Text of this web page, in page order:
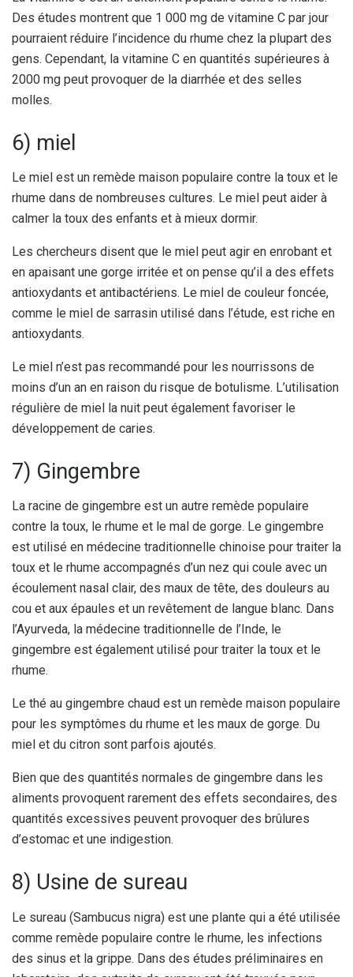
Des études montrent que 1 000 mg de vitamine C par jour
pourraient réduire l’incidence du rhume chez la plupart des
gens. Cependant, la vitamine C en quantités supérieures à
2000 mg peut provoquer de la diarrhée et des selles
molles.
6) miel
Le miel est un remède maison populaire contre la toux et le
rhume dans de nombreuses cultures. Le miel peut aider à
calmer la toux des enfants et à mieux dormir.
Les chercheurs disent que le miel peut agir en enrobant et
en apaisant une gorge irritée et on pense qu’il a des effets
antioxydants et antibactériens. Le miel de couleur foncée,
comme le miel de sarrasin utilisé dans l’étude, est riche en
antioxydants.
Le miel n’est pas recommandé pour les nourrissons de
moins d’un an en raison du risque de botulisme. L’utilisation
régulière de miel la nuit peut également favoriser le
développement de caries.
7) Gingembre
La racine de gingembre est un autre remède populaire
contre la toux, le rhume et le mal de gorge. Le gingembre
est utilisé en médecine traditionnelle chinoise pour traiter la
toux et le rhume accompagnés d’un nez qui coule avec un
écoulement nasal clair, des maux de tête, des douleurs au
cou et aux épaules et un revêtement de langue blanc. Dans
l’Ayurveda, la médecine traditionnelle de l’Inde, le
gingembre est également utilisé pour traiter la toux et le
rhume.
Le thé au gingembre chaud est un remède maison populaire
pour les symptômes du rhume et les maux de gorge. Du
miel et du citron sont parfois ajoutés.
Bien que des quantités normales de gingembre dans les
aliments provoquent rarement des effets secondaires, des
quantités excessives peuvent provoquer des brûlures
d’estomac et une indigestion.
8) Usine de sureau
Le sureau (Sambucus nigra) est une plante qui a été utilisée
comme remède populaire contre le rhume, les infections
des sinus et la grippe. Dans des études préliminaires en